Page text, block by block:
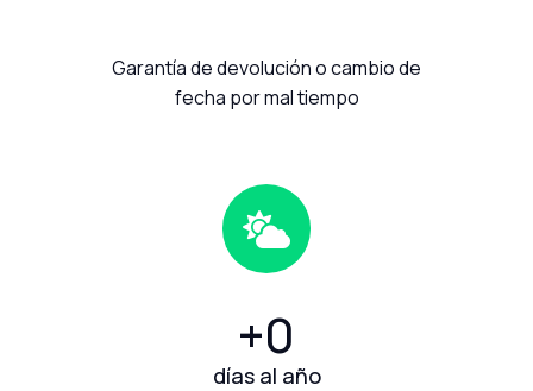
Garantía de devolución o cambio de
fecha por mal tiempo
+0
días al año